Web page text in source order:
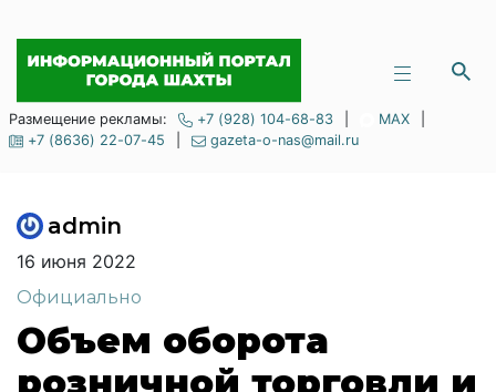
Размещение рекламы: +7 (928) 104-68-83 MAX
+7 (8636) 22-07-45
gazeta-o-nas@mail.ru
admin
16 июня 2022
Официально
Объем оборота
розничной торговли и